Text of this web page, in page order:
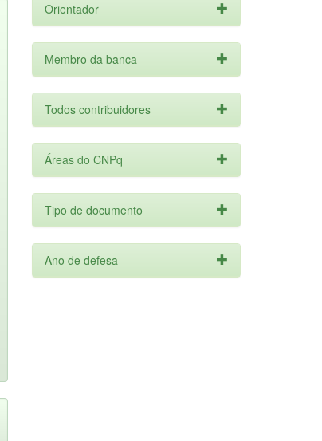
Orientador
Membro da banca
Todos contribuidores
Áreas do CNPq
Tipo de documento
Ano de defesa